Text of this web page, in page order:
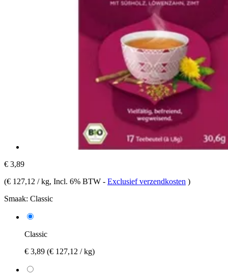
€ 3,89
(€ 127,12 / kg, Incl. 6% BTW - Exclusief verzendkosten )
Smaak: Classic
Classic
€ 3,89 (€ 127,12 / kg)